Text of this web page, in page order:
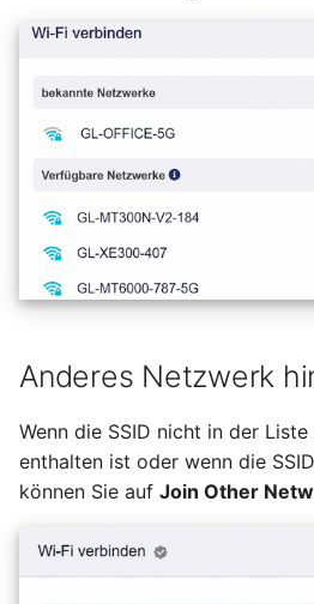
Anderes Netzwerk
Wenn die SSID nicht in der Liste
enthalten ist oder wenn die
können Sie auf Join Other